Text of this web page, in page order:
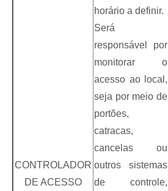
CONTROLADOR
DE ACESSO
horário a definir.
Será
responsável por
monitorar o
acesso ao local,
seja por meio de
portões,
catracas,
cancelas ou
outros sistemas
de controle,